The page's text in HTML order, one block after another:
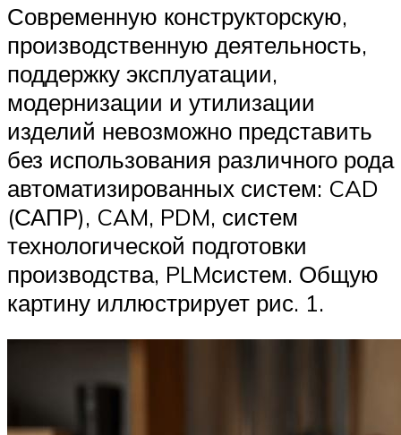
Современную конструкторскую,
производственную деятельность,
поддержку эксплуатации,
модернизации и утилизации
изделий невозможно представить
без использования различного рода
автоматизированных систем: CAD
(САПР), CAM, PDM, систем
технологической подготовки
производства, PLM­систем. Общую
картину иллюстрирует рис. 1.